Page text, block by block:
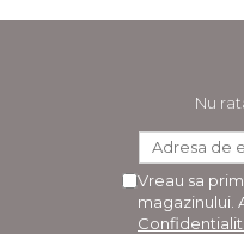
Nu
Vreau sa
magazinului.